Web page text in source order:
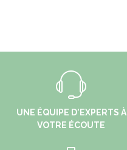
UNE ÉQUIPE D'EXPERTS À
VOTRE ÉCOUTE